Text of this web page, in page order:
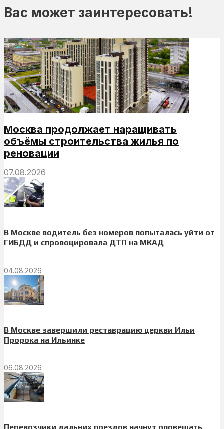
Вас может заинтересовать!
Москва продолжает наращивать
объёмы строительства жилья по
реновации
07.08.2026
В Москве водитель без номеров попыталась уйти от
ГИБДД и спровоцировала ДТП на МКАД
04.08.2026
В Москве завершили реставрацию церкви Ильи
Пророка на Ильинке
06.08.2026